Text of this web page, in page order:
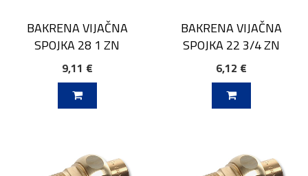
BAKRENA VIJAČNA
SPOJKA 28 1 ZN
9,11 €
BAKRENA VIJAČNA
SPOJKA 22 3/4 ZN
6,12 €